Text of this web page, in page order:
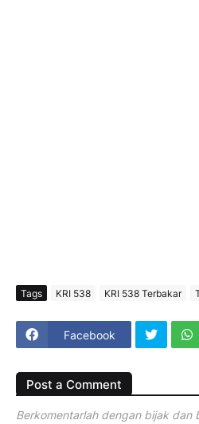
Tags KRI 538 KRI 538 Terbakar
Facebook
Post a Comment
Berkomentarlah dengan bijak dan